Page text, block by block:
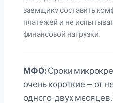
заемщику составить
платежей и не
финансовой нагрузки.
МФО: Сроки
очень короткие — от
одного-двух